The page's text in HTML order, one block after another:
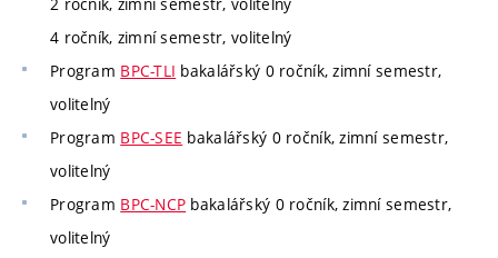
4 ročník, zimní semestr, volitelný
Program BPC-TLI bakalářský 0 ročník, zimní semestr,
volitelný
Program BPC-SEE bakalářský 0 ročník, zimní semestr,
volitelný
Program BPC-NCP bakalářský 0 ročník, zimní semestr,
volitelný